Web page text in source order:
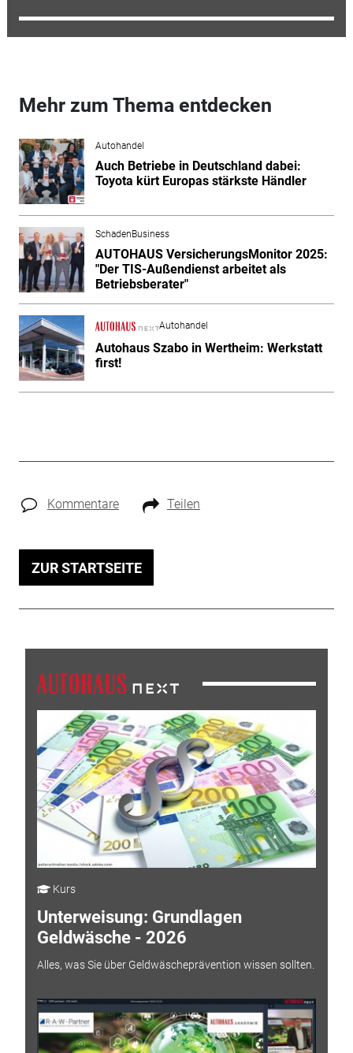
Mehr zum Thema entdecken
Autohandel
Auch Betriebe in Deutschland dabei:
Toyota kürt Europas stärkste Händler
SchadenBusiness
AUTOHAUS VersicherungsMonitor 2025:
"Der TIS-Außendienst arbeitet als
Betriebsberater"
Autohandel
Autohaus Szabo in Wertheim: Werkstatt
first!
Kommentare Teilen
ZUR STARTSEITE
Kurs
Unterweisung: Grundlagen
Geldwäsche - 2026
Alles, was Sie über Geldwäscheprävention wissen sollten.